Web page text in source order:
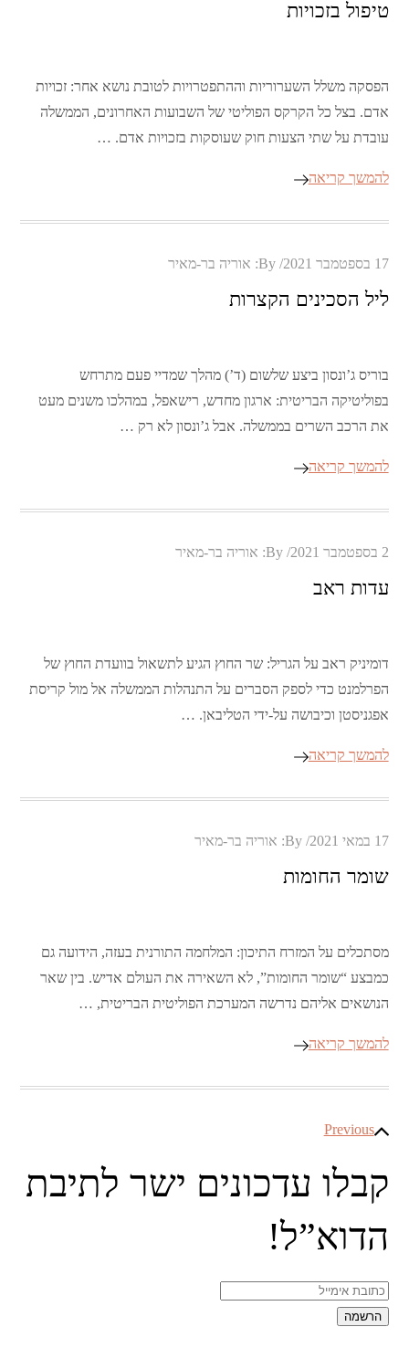
טיפול בזכויות
הפסקה משלל השערוריות וההתפטרויות לטובת נושא אחר: זכויות
אדם. בצל כל הקרקס הפוליטי של השבועות האחרונים, הממשלה
עובדת על שתי הצעות חוק שעוסקות בזכויות אדם. …
להמשך קריאה
Posted
on
17 בספטמבר 2021 By: אוריה בר-מאיר
ליל הסכינים הקצרות
בוריס ג’ונסון ביצע שלשום (ד’) מהלך שמדיי פעם מתרחש
בפוליטיקה הבריטית: ארגון מחדש, רישאפל, במהלכו משנים מעט
את הרכב השרים בממשלה. אבל ג’ונסון לא רק …
להמשך קריאה
Posted
2 בספטמבר 2021 By: אוריה בר-מאיר
עדות ראב
דומיניק ראב על הגריל: שר החוץ הגיע לתשאול בוועדת החוץ של
הפרלמנט כדי לספק הסברים על התנהלות הממשלה אל מול קריסת
אפגניסטן וכיבושה על-ידי הטליבאן. …
להמשך קריאה
Posted
17 במאי 2021 By: אוריה בר-מאיר
שומר החומות
מסתכלים על המזרח התיכון: המלחמה התורנית בעזה, הידועה גם
כמבצע “שומר החומות”, לא השאירה את העולם אדיש. בין שאר
הנושאים אליהם נדרשה המערכת הפוליטית הבריטית, …
להמשך קריאה
ניווט
Previous
קבלו עדכונים ישר לתיבת
הדוא”ל!